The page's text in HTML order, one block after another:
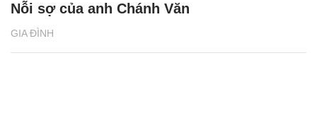
GIA ĐÌNH
Nỗi sợ của anh Chánh Văn